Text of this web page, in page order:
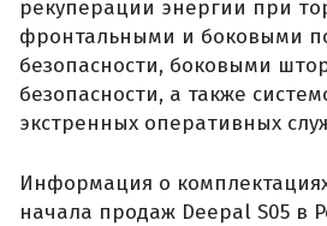
рекуперации энергии при
фронтальными и боковыми
безопасности, боковыми
безопасности, а также
экстренных оперативных
Информация о
начала продаж Deepal S05 в